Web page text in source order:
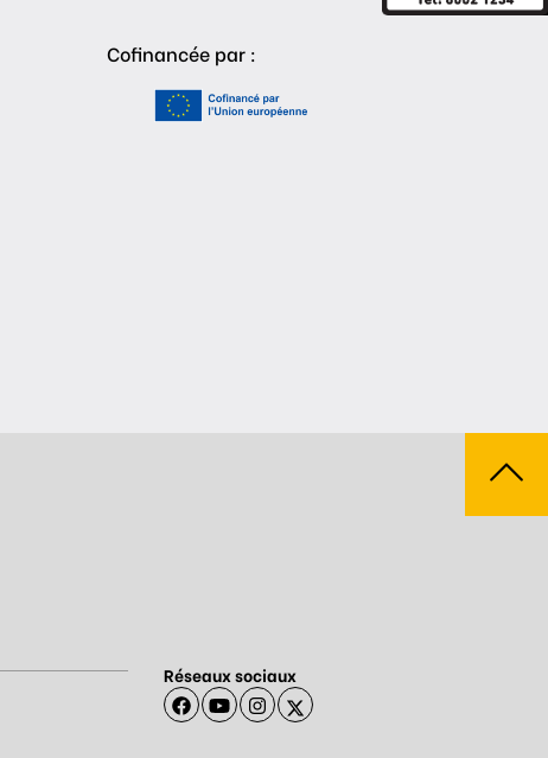
Cofinancée par :
Réseaux sociaux